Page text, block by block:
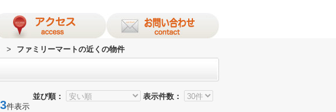
> ファミリーマートの近くの物件
並び順：
表示件数：
件表示